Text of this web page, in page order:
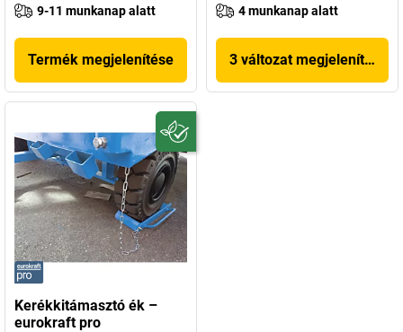
9-11 munkanap alatt
Termék megjelenítése
4 munkanap alatt
3 változat megjelenítése
Kerékkitámasztó ék –
eurokraft pro